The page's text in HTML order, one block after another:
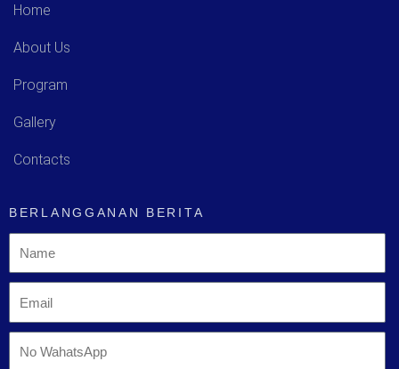
Home
About Us
Program
Gallery
Contacts
BERLANGGANAN BERITA